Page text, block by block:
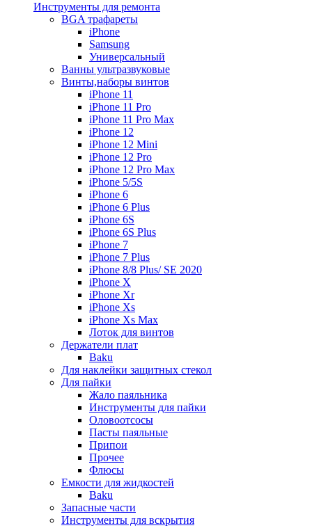
Инструменты для ремонта
BGA трафареты
iPhone
Samsung
Универсальный
Ванны ультразвуковые
Винты,наборы винтов
iPhone 11
iPhone 11 Pro
iPhone 11 Pro Max
iPhone 12
iPhone 12 Mini
iPhone 12 Pro
iPhone 12 Pro Max
iPhone 5/5S
iPhone 6
iPhone 6 Plus
iPhone 6S
iPhone 6S Plus
iPhone 7
iPhone 7 Plus
iPhone 8/8 Plus/ SE 2020
iPhone X
iPhone Xr
iPhone Xs
iPhone Xs Max
Лоток для винтов
Держатели плат
Baku
Для наклейки защитных стекол
Для пайки
Жало паяльника
Инструменты для пайки
Оловоотсосы
Пасты паяльные
Припои
Прочее
Флюсы
Емкости для жидкостей
Baku
Запасные части
Инструменты для вскрытия